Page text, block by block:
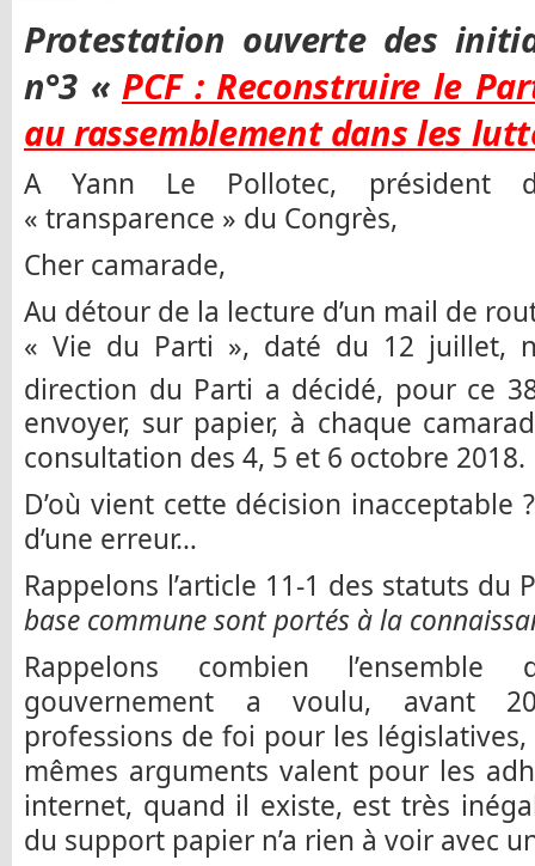
Protestation ouverte des
n°3 « PCF : Reconstruire le
au rassemblement dans les
A Yann Le Pollotec, président
« transparence » du Congrès,
Cher camarade,
Au détour de la lecture d’un mail de
« Vie du Parti », daté du 12 juillet,
direction du Parti a décidé, pour ce
envoyer, sur papier, à chaque
consultation des 4, 5 et 6 octobre 2018.
D’où vient cette décision inacceptable
d’une erreur…
Rappelons l’article 11-1 des statuts du
base commune sont portés à la
Rappelons combien
gouvernement a voulu, avant
professions de foi pour les
mêmes arguments valent pour les
internet, quand il existe, est très
du support papier n’a rien à voir avec